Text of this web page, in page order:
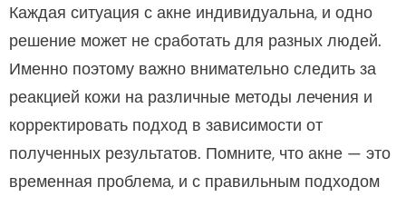
Каждая ситуация с акне индивидуальна, и одно
решение может не сработать для разных людей.
Именно поэтому важно внимательно следить за
реакцией кожи на различные методы лечения и
корректировать подход в зависимости от
полученных результатов. Помните, что акне — это
временная проблема, и с правильным подходом